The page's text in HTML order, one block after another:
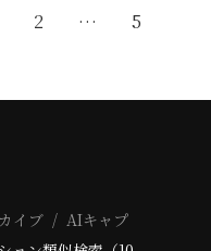
2 … 5
イブ
AIキャプ